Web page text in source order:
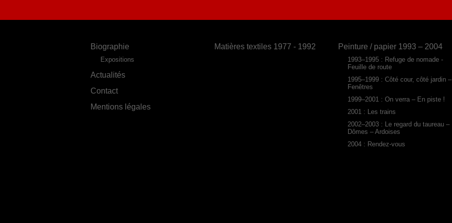
Biographie
Expositions
Actualités
Contact
Mentions légales
Matières textiles 1977 - 1992 Peinture / papier 1993 – 2004
1993–1995 : Refuge de nomade -
Feuille de route
1995–1999 : Côté cour, côté jardin –
Fenêtres
1999–2001 : On verra – En piste !
2001 : Les trains
2002–2003 : Le regard du taureau –
Dômes – Ardoises
2004 : Rendez-vous